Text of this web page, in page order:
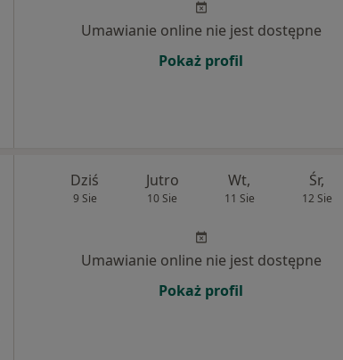
Umawianie online nie jest dostępne
Pokaż profil
Dziś
9 Sie
Jutro
10 Sie
Wt,
11 Sie
Śr,
12 Sie
Umawianie online nie jest dostępne
Pokaż profil